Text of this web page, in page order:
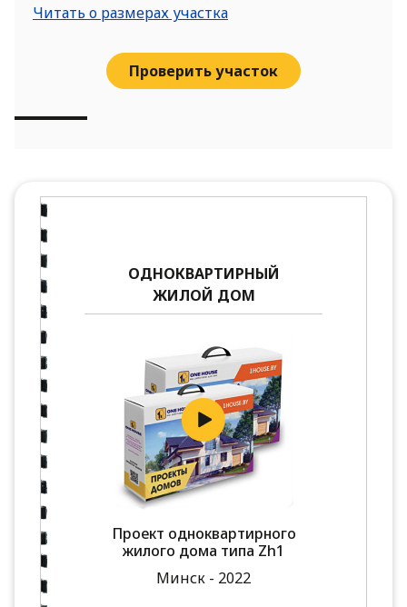
Читать о размерах участка
Проверить участок
ОДНОКВАРТИРНЫЙ
ЖИЛОЙ ДОМ
Проект одноквартирного
жилого дома типа Zh1
Минск - 2022